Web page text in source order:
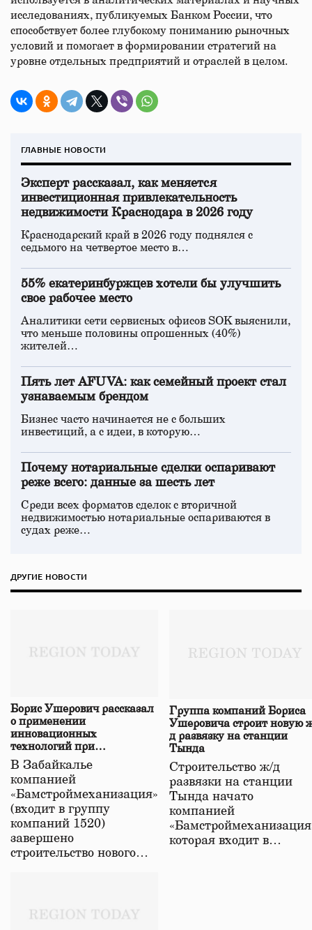
исследованиях, публикуемых Банком России, что
способствует более глубокому пониманию рыночных
условий и помогает в формировании стратегий на
уровне отдельных предприятий и отраслей в целом.
ГЛАВНЫЕ НОВОСТИ
Эксперт рассказал, как меняется
инвестиционная привлекательность
недвижимости Краснодара в 2026 году
Краснодарский край в 2026 году поднялся с
седьмого на четвертое место в…
55% екатеринбуржцев хотели бы улучшить
свое рабочее место
Аналитики сети сервисных офисов SOK выяснили,
что меньше половины опрошенных (40%)
жителей…
Пять лет AFUVA: как семейный проект стал
узнаваемым брендом
Бизнес часто начинается не с больших
инвестиций, а с идеи, в которую…
Почему нотариальные сделки оспаривают
реже всего: данные за шесть лет
Среди всех форматов сделок с вторичной
недвижимостью нотариальные оспариваются в
судах реже…
ДРУГИЕ НОВОСТИ
Борис Ушерович рассказал
о применении
инновационных
технологий при
строительстве нового моста
в Забайкалье
В Забайкалье
компанией
«Бамстроймеханизация»
(входит в группу
компаний 1520)
завершено
строительство нового…
Группа компаний Бориса
Ушеровича строит новую
д развязку на станции
Тында
Строительство ж/д
развязки на станции
Тында начато
компанией
которая входит в…